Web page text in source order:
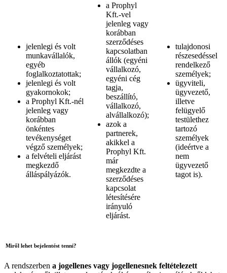
jelenlegi és volt
munkavállalók,
egyéb
foglalkoztatottak;
jelenlegi és volt
gyakornokok;
a Prophyl Kft.-nél
jelenleg vagy
korábban
önkéntes
tevékenységet
végző személyek;
a felvételi eljárást
megkezdő
álláspályázók.
a Prophyl
Kft.-vel
jelenleg vagy
korábban
szerződéses
kapcsolatban
állók (egyéni
vállalkozó,
egyéni cég
tagja,
beszállító,
vállalkozó,
alvállalkozó);
azok a
partnerek,
akikkel a
Prophyl Kft.
már
megkezdte a
szerződéses
kapcsolat
létesítésére
irányuló
eljárást.
tulajdonosi
részesedéssel
rendelkező
személyek;
ügyviteli,
ügyvezető,
illetve
felügyelő
testülethez
tartozó
személyek
(ideértve a
nem
ügyvezető
tagot is).
Miről lehet bejelentést tenni?
A rendszerben a jogellenes vagy jogellenesnek feltételezett